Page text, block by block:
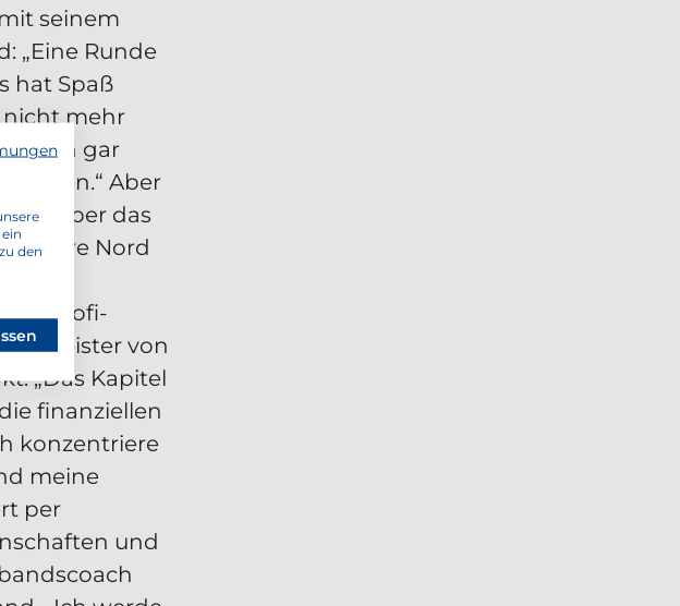
seinem
„Eine Runde
hat Spaß
nicht mehr
gar
Aber
das
Future Nord
Profi-
von
„Das Kapitel
finanziellen
konzentriere
meine
per
und
den